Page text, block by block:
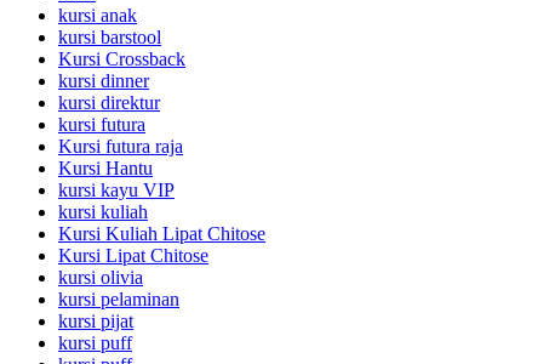
kursi anak
kursi barstool
Kursi Crossback
kursi dinner
kursi direktur
kursi futura
Kursi futura raja
Kursi Hantu
kursi kayu VIP
kursi kuliah
Kursi Kuliah Lipat Chitose
Kursi Lipat Chitose
kursi olivia
kursi pelaminan
kursi pijat
kursi puff